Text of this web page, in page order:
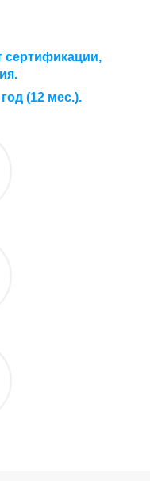
сертификации,
(12 мес.).